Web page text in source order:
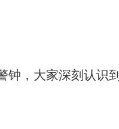
钟，大家深刻认识到